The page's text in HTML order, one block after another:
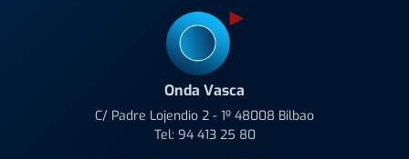
Onda Vasca
C/ Padre Lojendio 2 - 1º 48008 Bilbao
Tel: 94 413 25 80